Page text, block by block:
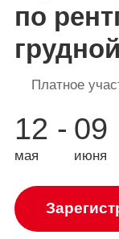
по
Платное
12 -
мая
09
июня